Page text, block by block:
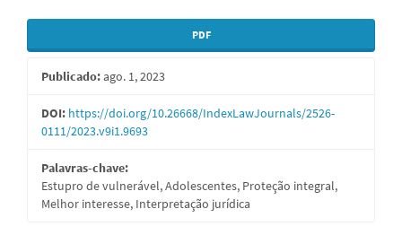
Barra
lateral
de
artigos
PDF
Publicado:ago. 1, 2023
DOI: https://doi.org/10.26668/IndexLawJournals/2526-
0111/2023.v9i1.9693
Palavras-chave:
Estupro de vulnerável, Adolescentes, Proteção integral,
Melhor interesse, Interpretação jurídica